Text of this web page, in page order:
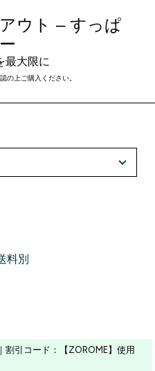
ウト – すっぱ
最大限に
の上ご購入ください。
料別
引コード：【ZOROME】使用